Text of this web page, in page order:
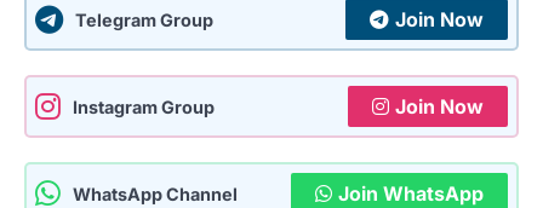
Telegram Group Join Now
Instagram Group Join Now
WhatsApp Channel Join WhatsApp